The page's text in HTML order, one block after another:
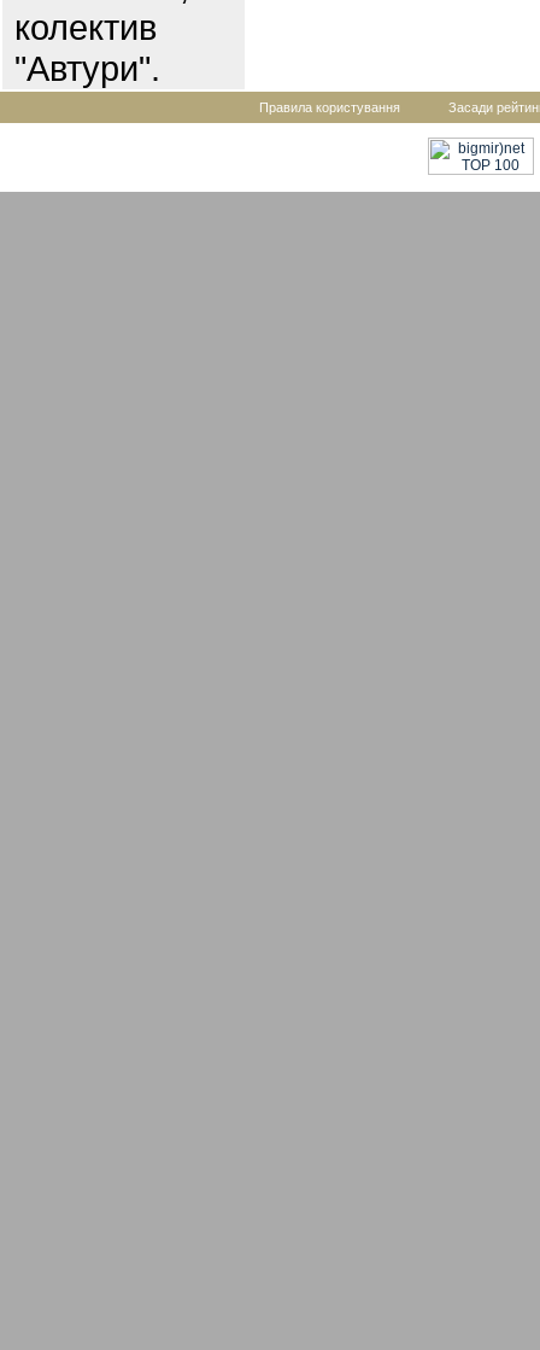
колектив
"Автури".
Правила користування Засади